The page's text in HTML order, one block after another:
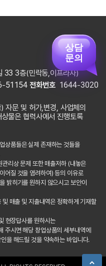
33 3층(민락동,이프라자)
51154 전화번호 1644-3020
자문 및 허가,변경, 사업체의
물은 협력사에서 진행토록
상품들은 실제 존재하는 것들을
리상 문제 또한 매출저하 (내놓은
어질 것을 염려하여) 등의 이유로
밝히기를 원하지 않으시고 보안이
매출 및 지출내역은 정확하게 기재할
현장답사를 원하시는
주시면 해당 창업상품의 세부내역에
을 해드릴 것을 약속하는 바입니다.
상담
문의